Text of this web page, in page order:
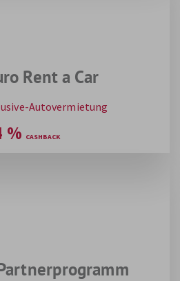
Rent a Car
Autovermietung
%